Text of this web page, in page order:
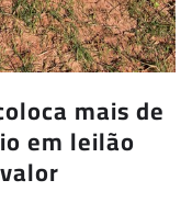
mais de
em leilão